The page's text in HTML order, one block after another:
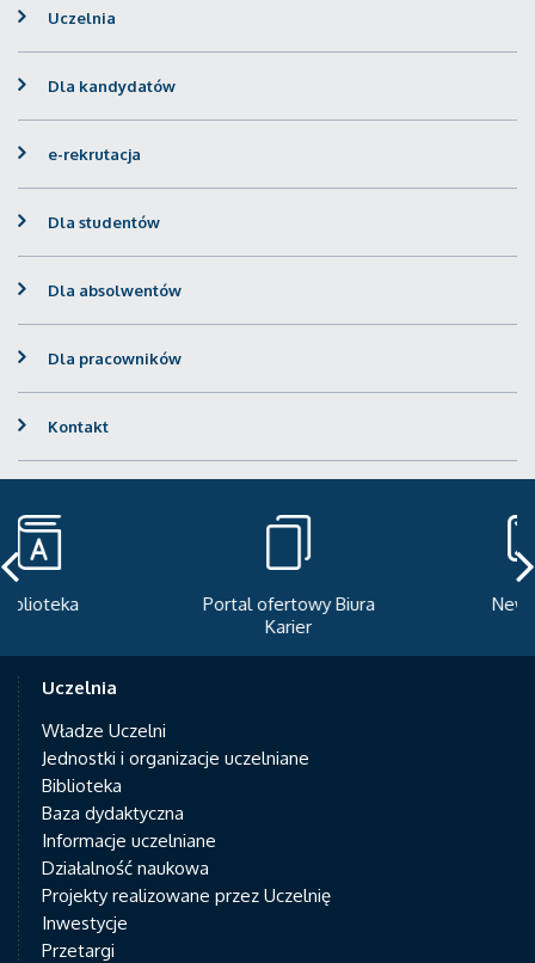
Uczelnia
Dla kandydatów
e-rekrutacja
Dla studentów
Dla absolwentów
Dla pracowników
Kontakt
Portal ofertowy Biura
Newsletter
Uczelnia
Władze Uczelni
Jednostki i organizacje uczelniane
Biblioteka
Baza dydaktyczna
Informacje uczelniane
Działalność naukowa
Projekty realizowane przez Uczelnię
Inwestycje
Przetargi